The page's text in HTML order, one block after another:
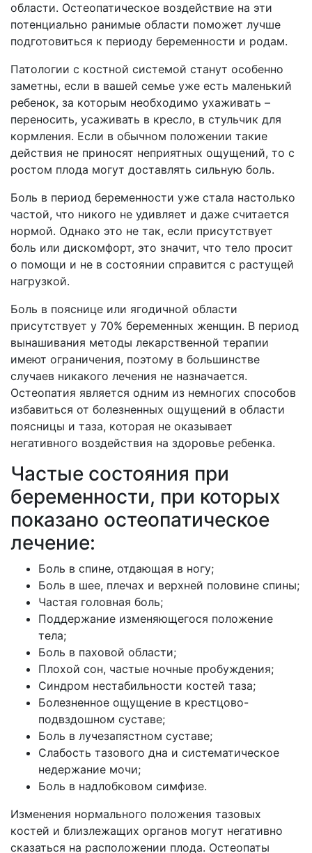
области. Остеопатическое воздействие на эти
потенциально ранимые области поможет лучше
подготовиться к периоду беременности и родам.
Патологии с костной системой станут особенно
заметны, если в вашей семье уже есть маленький
ребенок, за которым необходимо ухаживать –
переносить, усаживать в кресло, в стульчик для
кормления. Если в обычном положении такие
действия не приносят неприятных ощущений, то с
ростом плода могут доставлять сильную боль.
Боль в период беременности уже стала настолько
частой, что никого не удивляет и даже считается
нормой. Однако это не так, если присутствует
боль или дискомфорт, это значит, что тело просит
о помощи и не в состоянии справится с растущей
нагрузкой.
Боль в пояснице или ягодичной области
присутствует у 70% беременных женщин. В период
вынашивания методы лекарственной терапии
имеют ограничения, поэтому в большинстве
случаев никакого лечения не назначается.
Остеопатия является одним из немногих способов
избавиться от болезненных ощущений в области
поясницы и таза, которая не оказывает
негативного воздействия на здоровье ребенка.
Частые состояния при
беременности, при которых
показано остеопатическое
лечение:
Боль в спине, отдающая в ногу;
Боль в шее, плечах и верхней половине спины;
Частая головная боль;
Поддержание изменяющегося положение
тела;
Боль в паховой области;
Плохой сон, частые ночные пробуждения;
Синдром нестабильности костей таза;
Болезненное ощущение в крестцово-
подвздошном суставе;
Боль в лучезапястном суставе;
Слабость тазового дна и систематическое
недержание мочи;
Боль в надлобковом симфизе.
Изменения нормального положения тазовых
костей и близлежащих органов могут негативно
сказаться на расположении плода. Остеопаты